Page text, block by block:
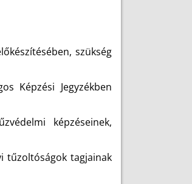
szükség
Képzési Jegyzékben
képzéseinek,
tűzoltóságok tagjainak